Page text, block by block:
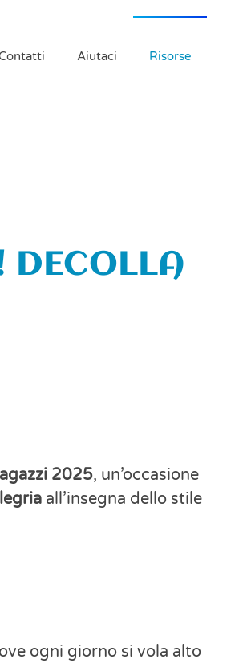
Aiutaci Risorse
DECOLLA
2025, un’occasione
all’insegna dello stile
ogni giorno si vola alto